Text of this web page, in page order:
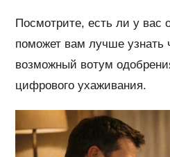
Посмотрите, есть ли у вас
поможет вам лучше узнать
возможный вотум
цифрового ухаживания.